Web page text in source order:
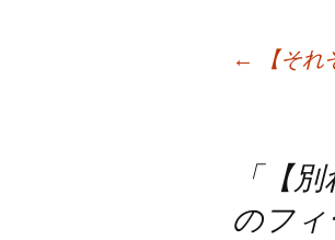
←
【そ
「【別
のフ